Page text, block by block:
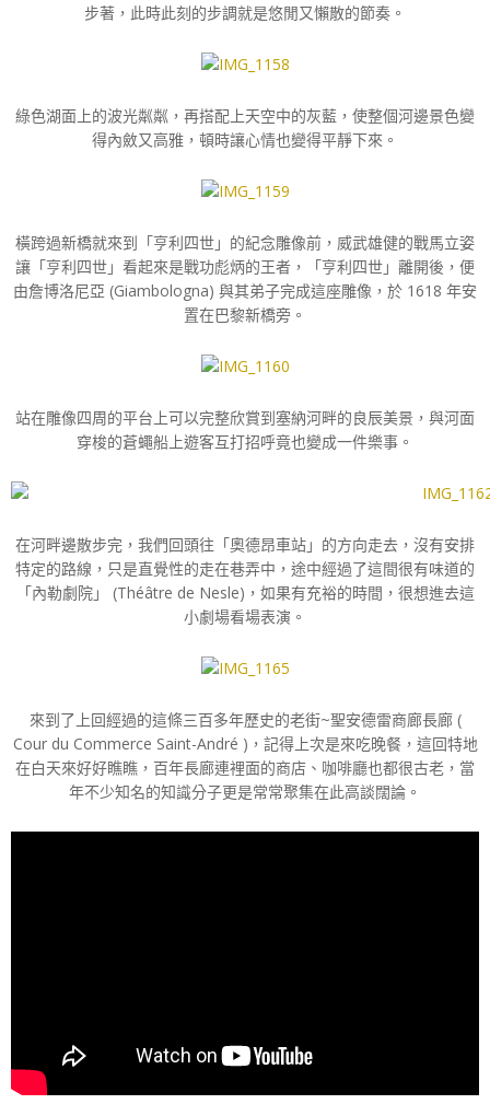
步著，此時此刻的步調就是悠閒又懶散的節奏。
綠色湖面上的波光粼粼，再搭配上天空中的灰藍，使整個河邊景色變
得內斂又高雅，頓時讓心情也變得平靜下來。
橫跨過新橋就來到「亨利四世」的紀念雕像前，威武雄健的戰馬立姿
讓「亨利四世」看起來是戰功彪炳的王者，「亨利四世」離開後，便
由詹博洛尼亞 (Giambologna) 與其弟子完成這座雕像，於 1618 年安
置在巴黎新橋旁。
站在雕像四周的平台上可以完整欣賞到塞納河畔的良辰美景，與河面
穿梭的蒼蠅船上遊客互打招呼竟也變成一件樂事。
在河畔邊散步完，我們回頭往「奧德昂車站」的方向走去，沒有安排
特定的路線，只是直覺性的走在巷弄中，途中經過了這間很有味道的
「內勒劇院」 (Théâtre de Nesle)，如果有充裕的時間，很想進去這
小劇場看場表演。
來到了上回經過的這條三百多年歷史的老街~聖安德雷商廊長廊 (
Cour du Commerce Saint-André )，記得上次是來吃晚餐，這回特地
在白天來好好瞧瞧，百年長廊連裡面的商店、咖啡廳也都很古老，當
年不少知名的知識分子更是常常聚集在此高談闊論。